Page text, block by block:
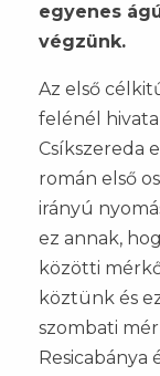
egyenes
végzünk.
Az első
felénél
Csíkszereda
román első
irányú
ez annak,
közötti
köztünk és
szombati
Resicabánya